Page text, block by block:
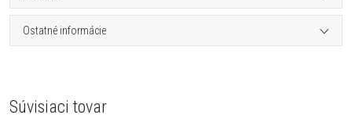
Ostatné informácie
Súvisiaci tovar